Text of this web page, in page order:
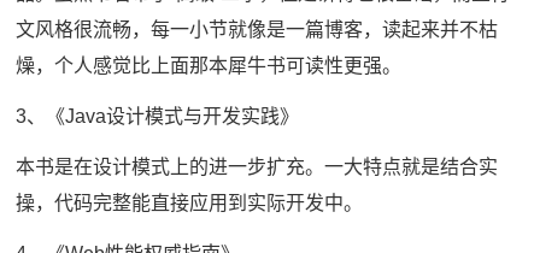
文风格很流畅，每一小节就像是一篇博客，读起来并不枯
燥，个人感觉比上面那本犀牛书可读性更强。
3、《Java设计模式与开发实践》
本书是在设计模式上的进一步扩充。一大特点就是结合实
操，代码完整能直接应用到实际开发中。